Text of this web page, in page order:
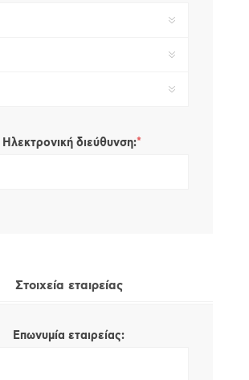
Ηλεκτρονική διεύθυνση:*
Στοιχεία εταιρείας
Επωνυμία εταιρείας: